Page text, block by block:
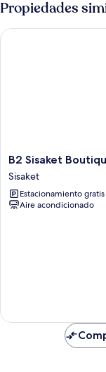
camas
individuales
Propiedades
B2
Sisaket
Boutique
&
Budget
B2 Sisaket
Sisaket
Estacionamiento gratis
Aire acondicionado
B2 Sisaket Boutique